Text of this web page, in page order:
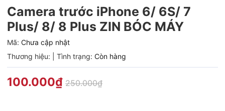
Camera trước iPhone 6/ 6S/ 7
Plus/ 8/ 8 Plus ZIN BÓC MÁY
Mã: Chưa cập nhật
Thương hiệu:
Tình trạng: Còn hàng
100.000₫ 250.000₫